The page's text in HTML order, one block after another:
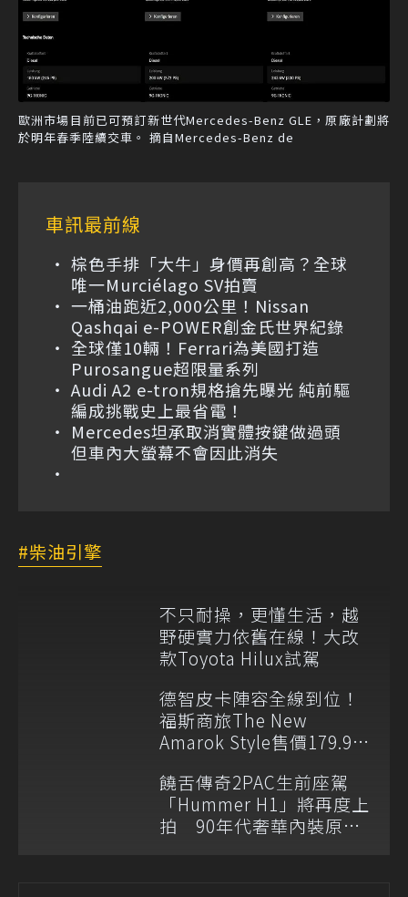
歐洲市場目前已可預訂新世代Mercedes-Benz GLE，原廠計劃將
於明年春季陸續交車。 摘自Mercedes-Benz de
車訊最前線
棕色手排「大牛」身價再創高？全球
唯一Murciélago SV拍賣
一桶油跑近2,000公里！Nissan
Qashqai e-POWER創金氏世界紀錄
全球僅10輛！Ferrari為美國打造
Purosangue超限量系列
Audi A2 e-tron規格搶先曝光 純前驅
編成挑戰史上最省電！
Mercedes坦承取消實體按鍵做過頭
但車內大螢幕不會因此消失
柴油引擎
不只耐操，更懂生活，越
野硬實力依舊在線！大改
款Toyota Hilux試駕
德智皮卡陣容全線到位！
福斯商旅The New
Amarok Style售價179.9萬
饒舌傳奇2PAC生前座駕
「Hummer H1」將再度上
拍 90年代奢華內裝原汁